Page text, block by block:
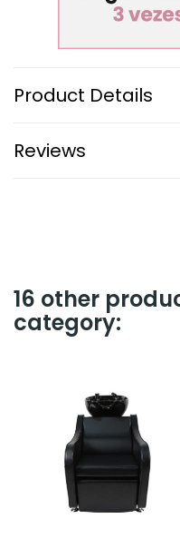
Product Details
Reviews
16 other
category: